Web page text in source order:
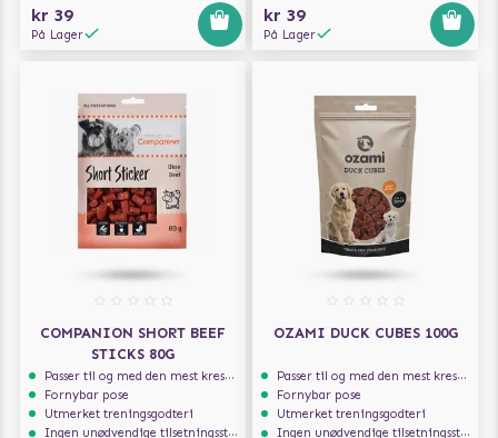
kr 39
På Lager
kr 39
På Lager
COMPANION SHORT BEEF
STICKS 80G
Passer til og med den mest kresne hunden
Fornybar pose
Utmerket treningsgodteri
Ingen unødvendige tilsetningsstoffer
OZAMI DUCK CUBES 100G
Passer til og med den mest kresne hunden
Fornybar pose
Utmerket treningsgodteri
Ingen unødvendige tilsetningsstoffer